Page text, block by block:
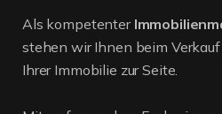
Als kompetenter
stehen wir Ihnen beim
Ihrer Immobilie zur Seite.